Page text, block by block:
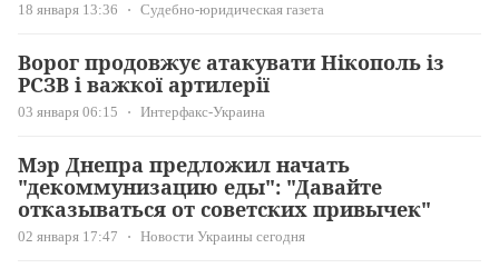
18 января 13:36 Судебно-юридическая газета
Ворог продовжує атакувати Нікополь із
РСЗВ і важкої артилерії
03 января 06:15 Интерфакс-Украина
Мэр Днепра предложил начать
"декоммунизацию еды": "Давайте
отказываться от советских привычек"
02 января 17:47 Новости Украины сегодня